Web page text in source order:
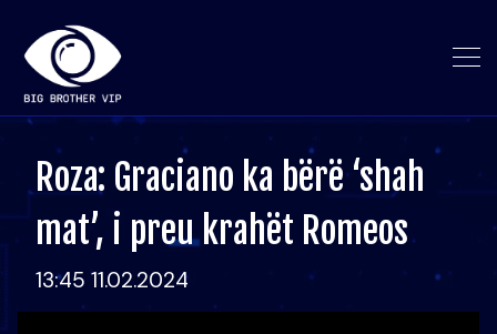
Roza: Graciano ka bërë ‘shah
mat’, i preu krahët Romeos
13:45 11.02.2024